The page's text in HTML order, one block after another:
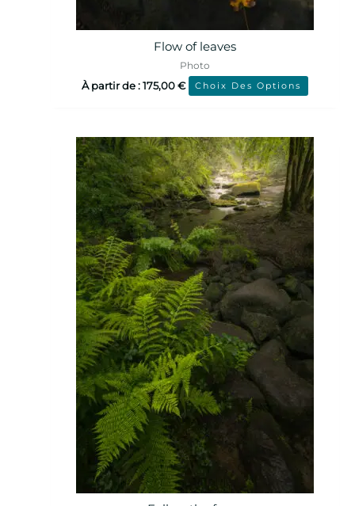
Flow of leaves
Photo
À partir de :175,00€ Choix Des Options